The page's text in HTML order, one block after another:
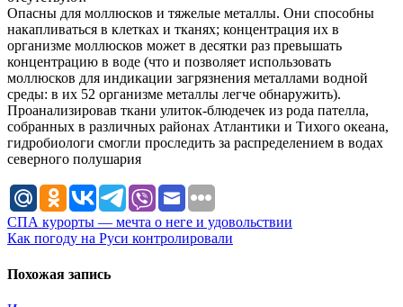
Опасны для моллюсков и тяжелые металлы. Они способны
накапливаться в клетках и тканях; концентрация их в
организме моллюсков может в десятки раз превышать
концентрацию в воде (что и позволяет использовать
моллюсков для индикации загрязнения металлами водной
среды: в их 52 организме металлы легче обнаружить).
Проанализировав ткани улиток-блюдечек из рода пателла,
собранных в различных районах Атлантики и Тихого океана,
гидробиологи смогли проследить за распределением в водах
северного полушария
Навигация
по
записям
СПА курорты — мечта о неге и удовольствии
Как погоду на Руси контролировали
Похожая запись